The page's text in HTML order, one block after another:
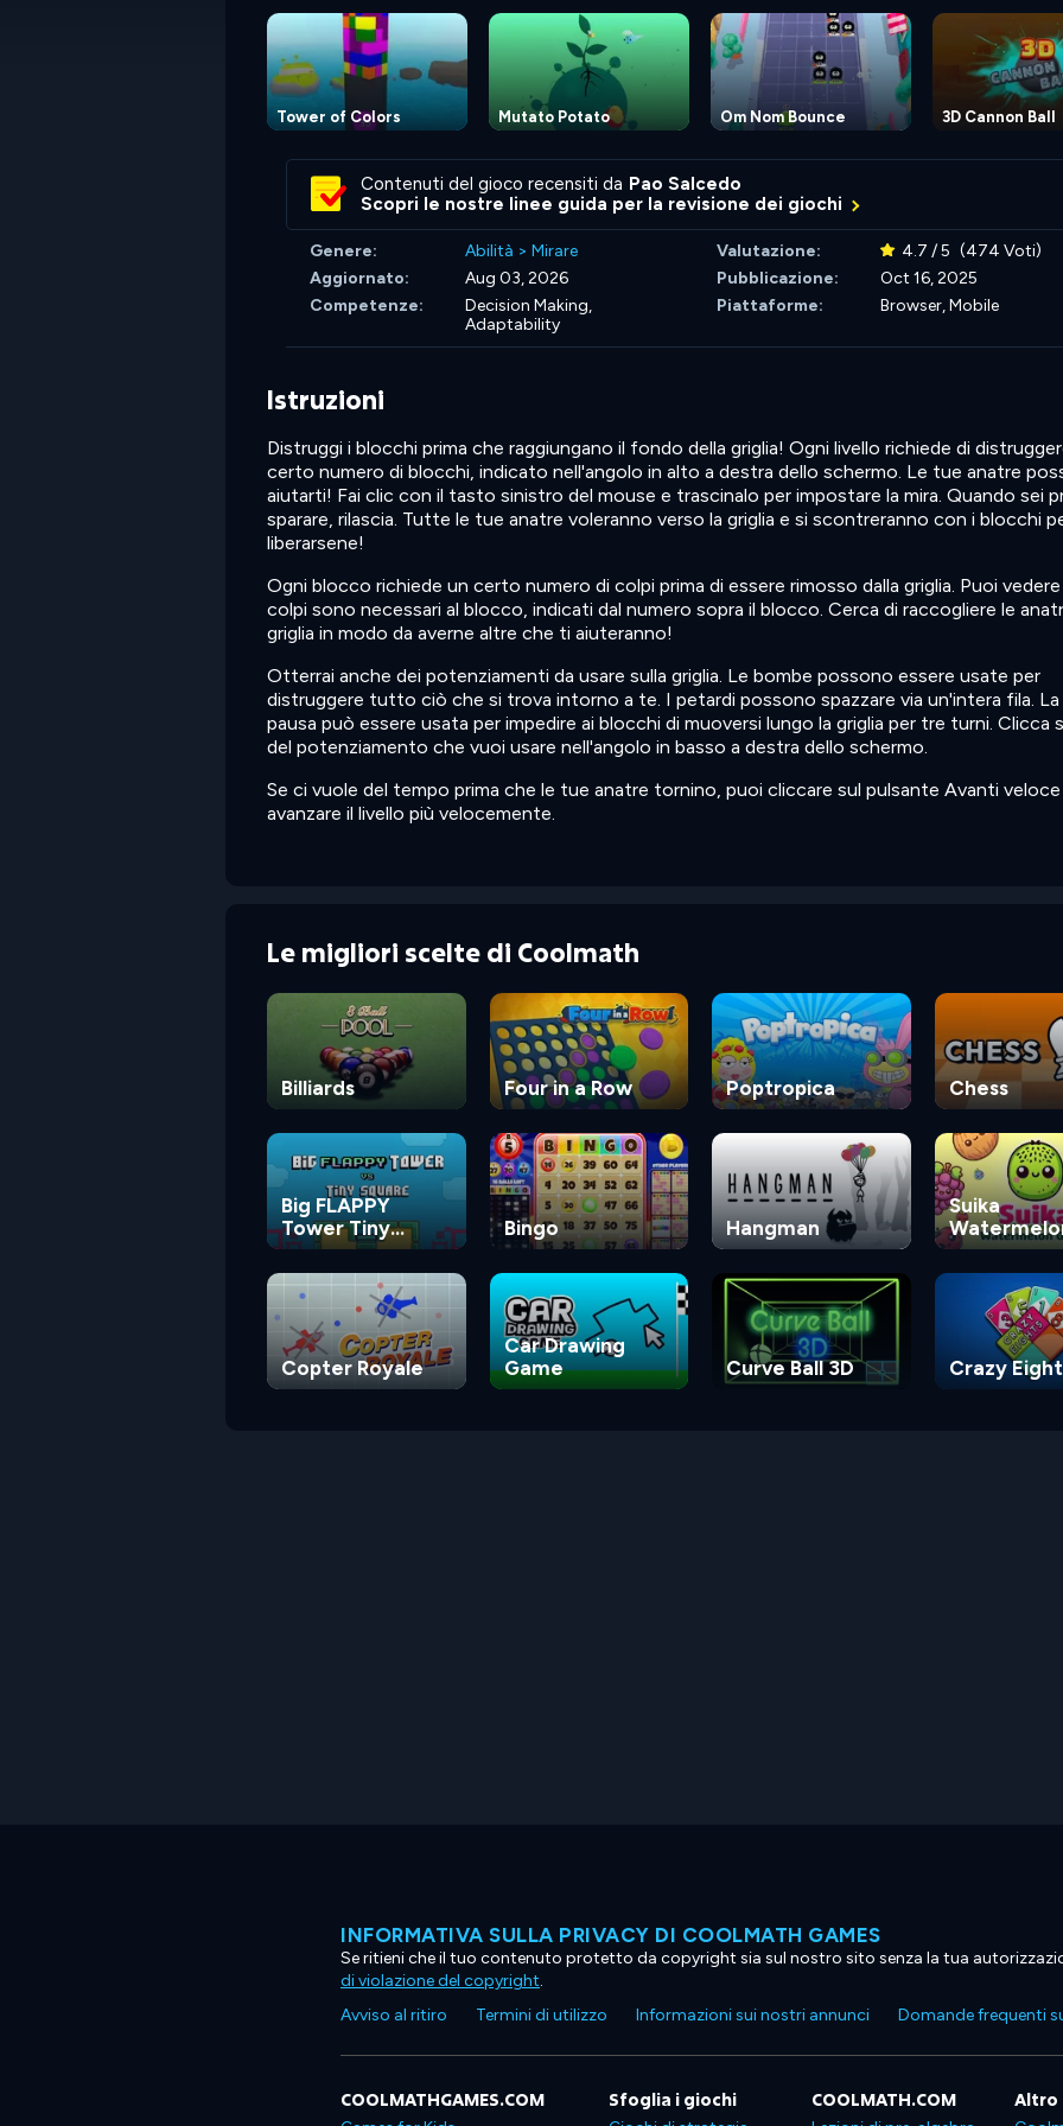
Tower of Colors Mutato Potato Om Nom Bounce 3D Cannon Ball
Contenuti del gioco recensiti da Pao Salcedo
Scopri le nostre linee guida per la revisione dei giochi
Genere: Abilità > Mirare Valutazione: 4.7 / 5 (474 Voti)
Aggiornato:
Aug 03, 2026 Pubblicazione:
Oct 16, 2025
Competenze:
Decision Making,
Adaptability
Piattaforme: Browser, Mobile
Istruzioni
Distruggi i blocchi prima che raggiungano il fondo della griglia! Ogni livello richiede di
certo numero di blocchi, indicato nell'angolo in alto a destra dello schermo. Le tue anatre
aiutarti! Fai clic con il tasto sinistro del mouse e trascinalo per impostare la mira. Quando sei
sparare, rilascia. Tutte le tue anatre voleranno verso la griglia e si scontreranno con i blocchi
liberarsene!
Ogni blocco richiede un certo numero di colpi prima di essere rimosso dalla griglia. Puoi
colpi sono necessari al blocco, indicati dal numero sopra il blocco. Cerca di raccogliere le
griglia in modo da averne altre che ti aiuteranno!
Otterrai anche dei potenziamenti da usare sulla griglia. Le bombe possono essere usate per
distruggere tutto ciò che si trova intorno a te. I petardi possono spazzare via un'intera fila. La
pausa può essere usata per impedire ai blocchi di muoversi lungo la griglia per tre turni. Clicca
del potenziamento che vuoi usare nell'angolo in basso a destra dello schermo.
Se ci vuole del tempo prima che le tue anatre tornino, puoi cliccare sul pulsante Avanti
avanzare il livello più velocemente.
Le migliori scelte di Coolmath
Billiards Four in a Row Poptropica Chess
Big FLAPPY
Tower Tiny
Square
Bingo Hangman
Suika
Game
Copter Royale
Car Drawing
Game
Curve Ball 3D Crazy
INFORMATIVA SULLA PRIVACY DI COOLMATH GAMES
Se ritieni che il tuo contenuto protetto da copyright sia sul nostro sito senza la tua
di violazione del copyright.
Avviso al ritiro
Termini di utilizzo Informazioni sui nostri annunci Domande frequenti
COOLMATHGAMES.COM Sfoglia i giochi COOLMATH.COM Altro